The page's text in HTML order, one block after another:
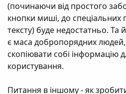
(починаючи від простого
кнопки миші, до спеціальних
тексту) буде недостатньо. Та
є маса добропорядних людей,
скопіювати собі інформацію
користування.
Питання в іншому - як